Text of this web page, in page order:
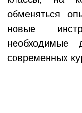
обменяться
новые
необходимые
современных